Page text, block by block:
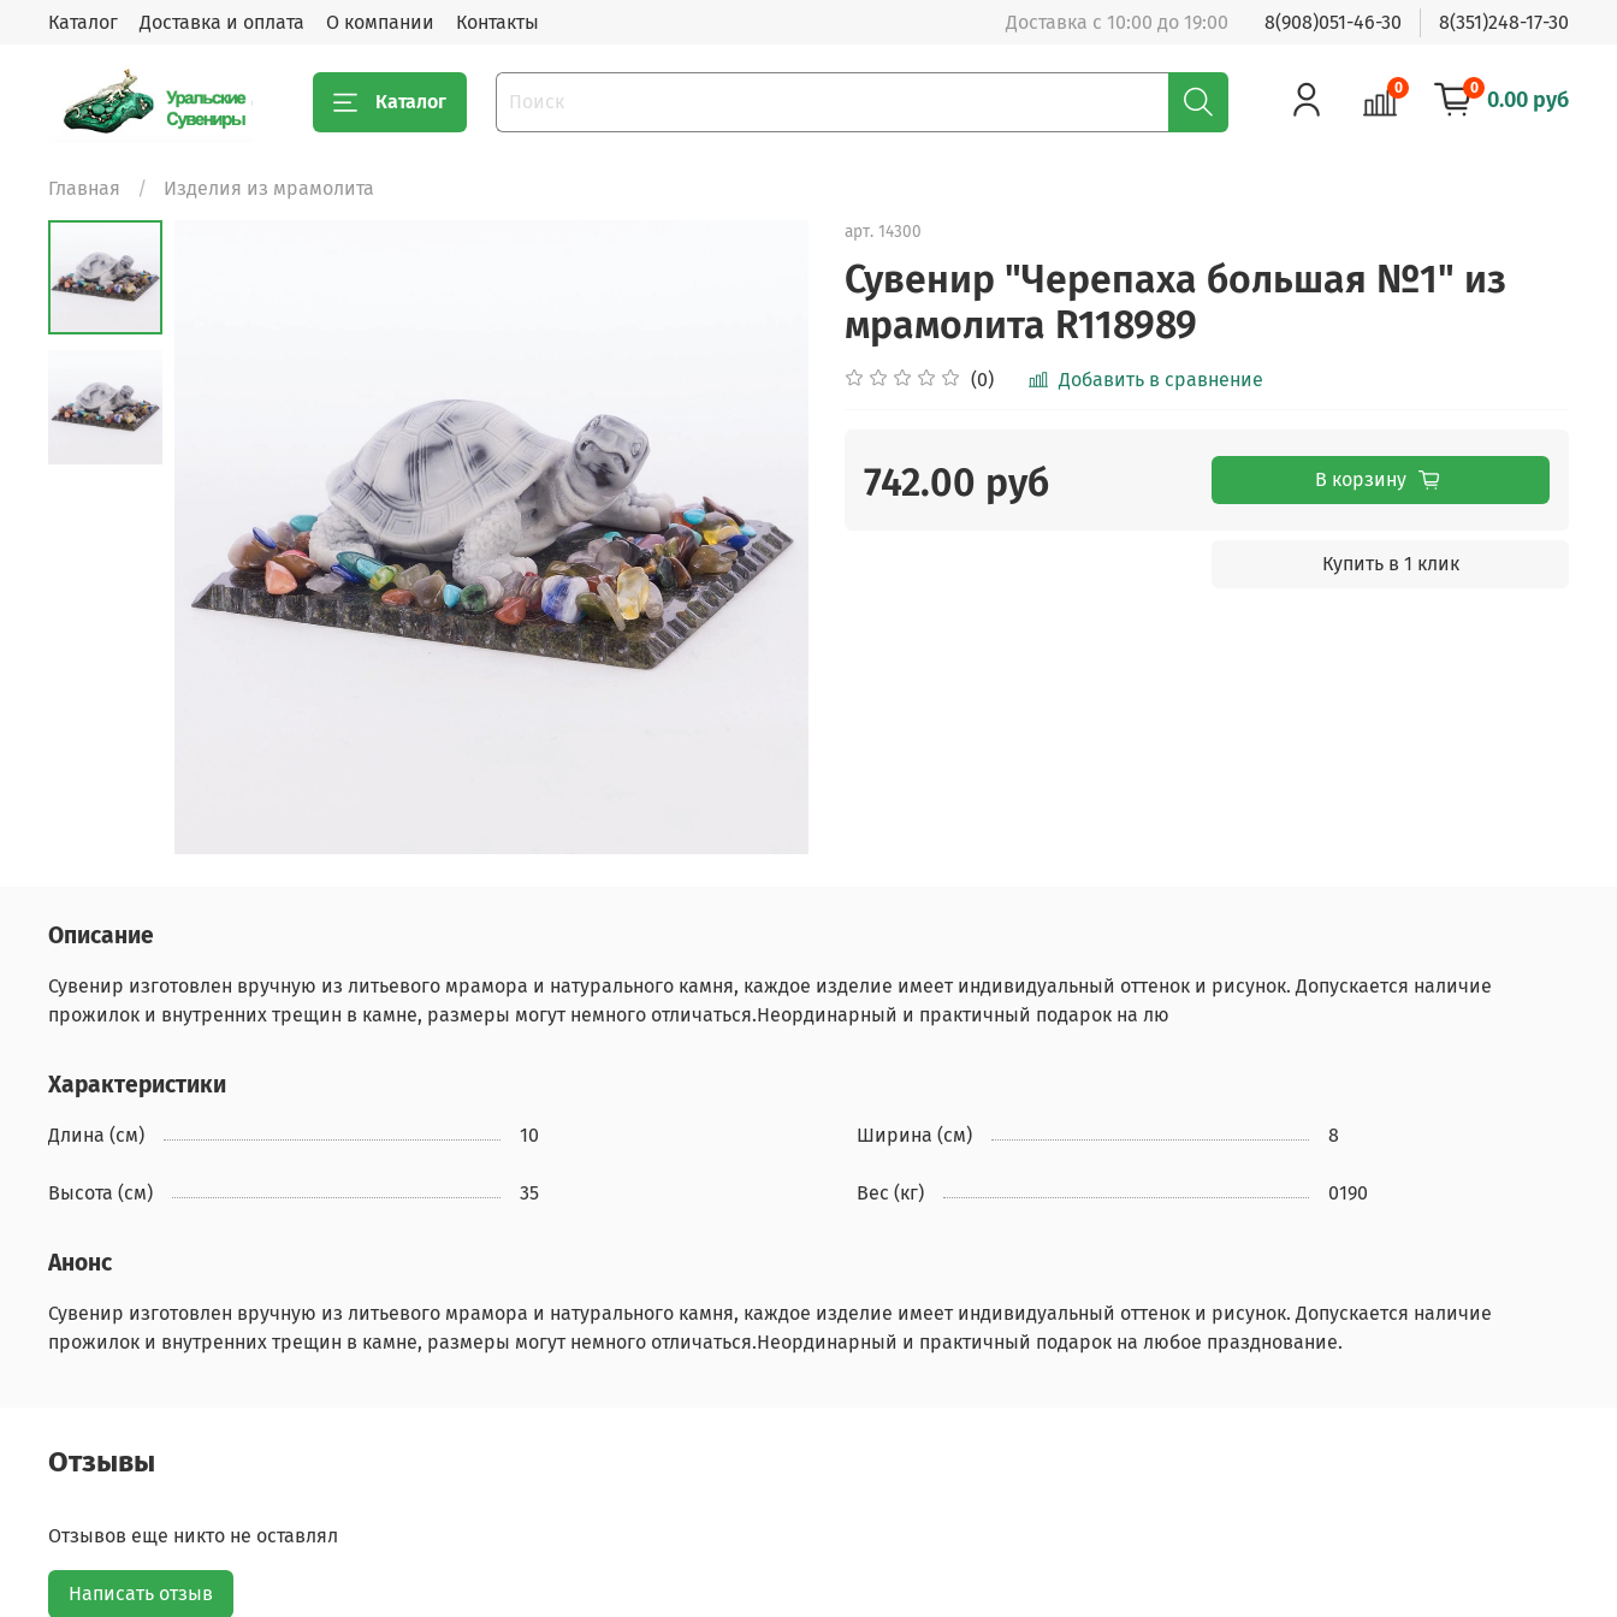
Каталог Доставка и оплата О компании Контакты Доставка с 10:00 до 19:00 8(908)051-46-30 8(351)248-17-30
Каталог
0 0 0.00 руб
Главная Изделия из мрамолита
арт. 14300
Сувенир "Черепаха большая №1" из
мрамолита R118989
(0) Добавить в сравнение
742.00 руб В корзину
Купить в 1 клик
Описание
Сувенир изготовлен вручную из литьевого мрамора и натурального камня, каждое изделие имеет индивидуальный оттенок и рисунок. Допускается наличие
прожилок и внутренних трещин в камне, размеры могут немного отличаться.Неординарный и практичный подарок на лю
Характеристики
Длина (см) 10 Ширина (см) 8
Высота (см) 35 Вес (кг) 0190
Анонс
Сувенир изготовлен вручную из литьевого мрамора и натурального камня, каждое изделие имеет индивидуальный оттенок и рисунок. Допускается наличие
прожилок и внутренних трещин в камне, размеры могут немного отличаться.Неординарный и практичный подарок на любое празднование.
Отзывы
Отзывов еще никто не оставлял
Написать отзыв